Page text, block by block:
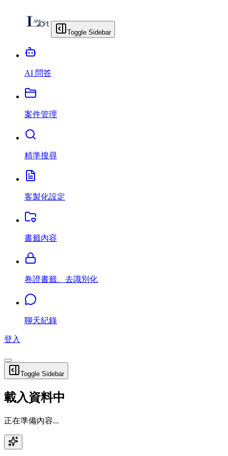
Toggle Sidebar
AI 問答
案件管理
精準搜尋
客製化設定
書籤內容
卷證書籤、去識別化
聊天紀錄
登入
Toggle Sidebar
載入資料中
正在準備內容...